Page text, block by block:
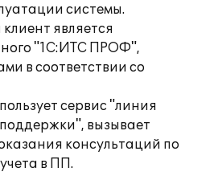
системы.
является
"1С:ИТС ПРОФ",
в соответствии со
сервис "линия
вызывает
консультаций по
в ПП.